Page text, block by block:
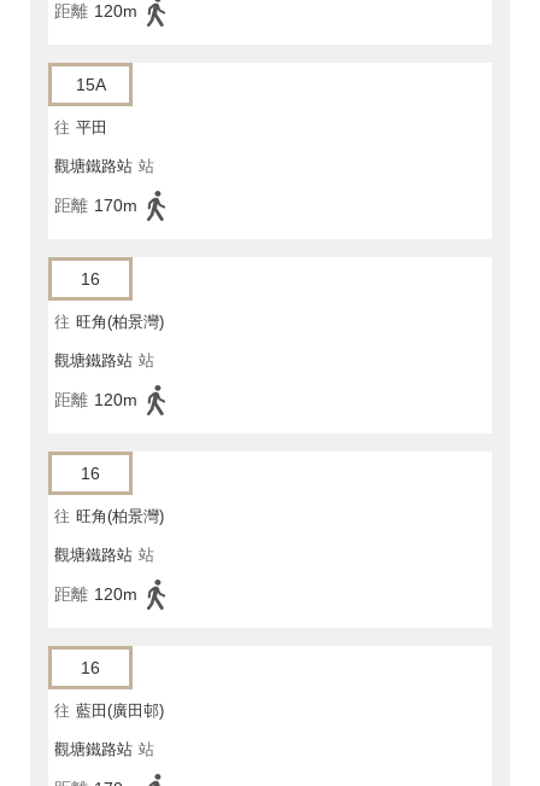
距離 120m
15A
往 平田
觀塘鐵路站 站
距離 170m
16
往 旺角(柏景灣)
觀塘鐵路站 站
距離 120m
16
往 旺角(柏景灣)
觀塘鐵路站 站
距離 120m
16
往 藍田(廣田邨)
觀塘鐵路站 站